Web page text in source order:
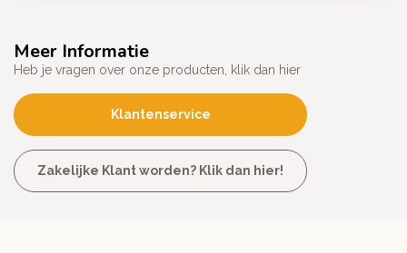
Meer Informatie
Heb je vragen over onze producten, klik dan hier
Klantenservice
Zakelijke Klant worden? Klik dan hier!